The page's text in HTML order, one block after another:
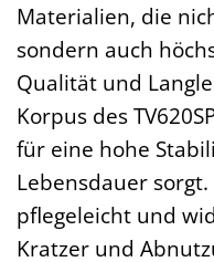
Materialien, die
sondern auch
Qualität und
Korpus des
für eine hohe
Lebensdauer
pflegeleicht und
Kratzer und